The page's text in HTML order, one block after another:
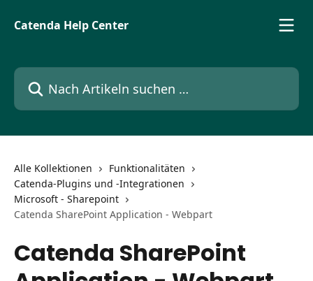
Catenda Help Center
Nach Artikeln suchen …
Alle Kollektionen
Funktionalitäten
Catenda-Plugins und -Integrationen
Microsoft - Sharepoint
Catenda SharePoint Application - Webpart
Catenda SharePoint